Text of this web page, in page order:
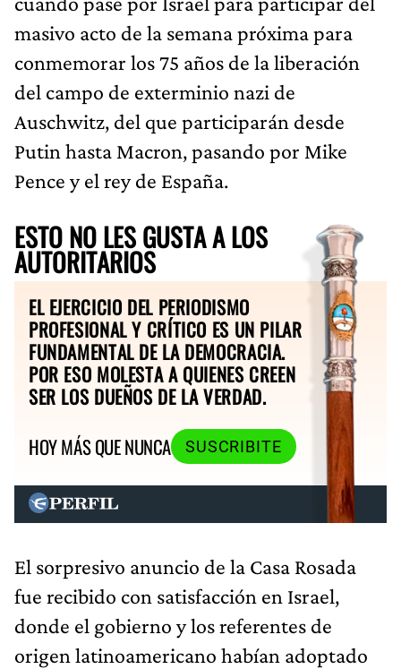
masivo acto de la semana próxima para
conmemorar los 75 años de la liberación
del campo de exterminio nazi de
Auschwitz, del que participarán desde
Putin hasta Macron, pasando por Mike
Pence y el rey de España.
ESTO NO LES GUSTA A LOS
AUTORITARIOS
EL EJERCICIO DEL PERIODISMO
PROFESIONAL Y CRÍTICO ES UN PILAR
FUNDAMENTAL DE LA DEMOCRACIA.
POR ESO MOLESTA A QUIENES CREEN
SER LOS DUEÑOS DE LA VERDAD.
HOY MÁS QUE NUNCA
SUSCRIBITE
El sorpresivo anuncio de la Casa Rosada
fue recibido con satisfacción en Israel,
donde el gobierno y los referentes de
origen latinoamericano habían adoptado